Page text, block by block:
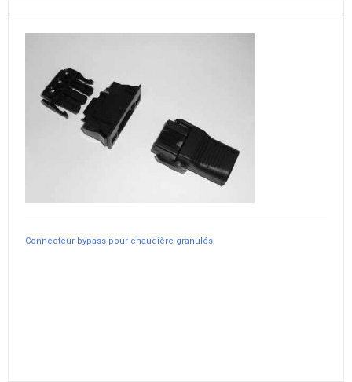
Connecteur bypass pour chaudière granulés